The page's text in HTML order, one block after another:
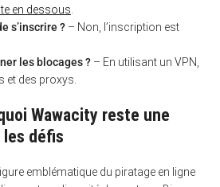
en dessous
s’inscrire ?– Non, l’inscription est
les blocages ?– En utilisant un VPN,
et des proxys.
Wawacity reste une
défis
emblématique du piratage en ligne